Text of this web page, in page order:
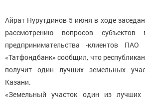
Айрат Нурутдинов 5 июня в ходе
рассмотрению вопросов
предпринимательства -клиентов
«Татфондбанк» сообщил, что
получит один лучших земельных
Казани.
«Земельный участок один из лучших